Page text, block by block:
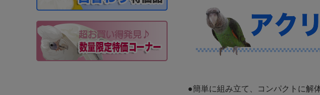
●簡単に組み立て、コンパクトに解